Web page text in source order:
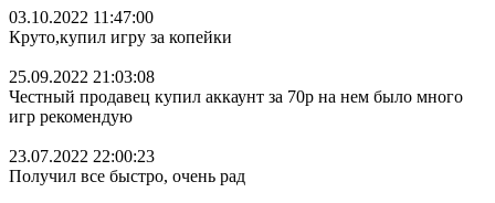
03.10.2022 11:47:00
Круто,купил игру за копейки
25.09.2022 21:03:08
Честный продавец купил аккаунт за 70р на нем было много
игр рекомендую
23.07.2022 22:00:23
Получил все быстро, очень рад